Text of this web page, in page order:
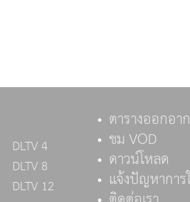
DLTV 4
DLTV 8
DLTV 12
ตารางออกอา
ชม VOD
ดาวน์โหลด
แจ้งปัญหาการ